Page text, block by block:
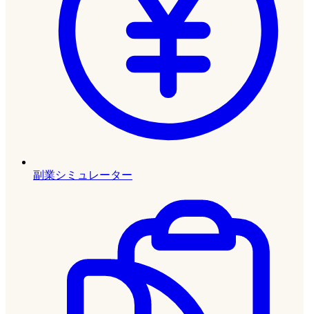
副業シミュレーター